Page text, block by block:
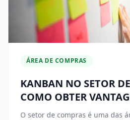
ÁREA DE COMPRAS
KANBAN NO SETOR
COMO OBTER
TÉCNICA
O setor de compras é uma das